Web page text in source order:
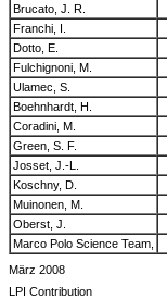
Brucato, J. R.
Franchi, I.
Dotto, E.
Fulchignoni, M.
Ulamec, S.
Boehnhardt, H.
Coradini, M.
Green, S. F.
Josset, J.-L.
Koschny, D.
Muinonen, M.
Oberst, J.
Marco Polo Science Team,
März 2008
LPI Contribution